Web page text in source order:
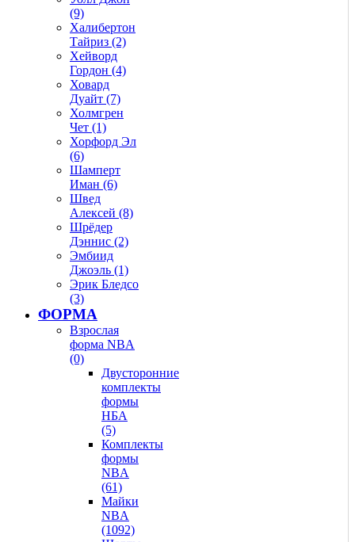
(9)
Халибертон
Тайриз (2)
Хейворд
Гордон (4)
Ховард
Дуайт (7)
Холмгрен
Чет (1)
Хорфорд Эл
(6)
Шамперт
Иман (6)
Швед
Алексей (8)
Шрёдер
Дэннис (2)
Эмбиид
Джоэль (1)
Эрик Бледсо
(3)
ФОРМА
Взрослая
форма NBA
(0)
Двусторонние
комплекты
формы
НБА
(5)
Комплекты
формы
NBA
(61)
Майки
NBA
(1092)